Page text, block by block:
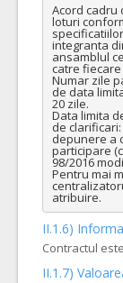
Acord cadru
loturi
integranta
ansamblul
catre
Numar zile
de data
20 zile.
Data limita
de
depunere a
participare
98/2016
Pentru mai
atribuire.
II.1.6)
Contractul
II.1.7)